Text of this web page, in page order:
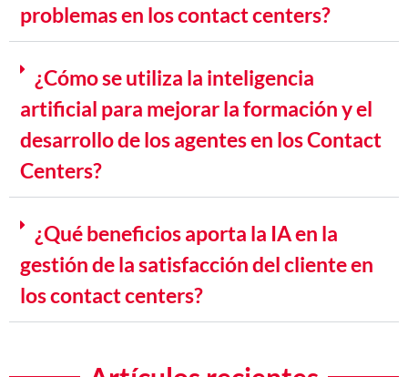
problemas en los contact centers?
¿Cómo se utiliza la inteligencia
artificial para mejorar la formación y el
desarrollo de los agentes en los Contact
Centers?
¿Qué beneficios aporta la IA en la
gestión de la satisfacción del cliente en
los contact centers?